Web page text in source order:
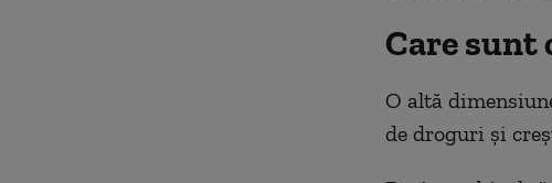
Care sunt
O altă
de droguri şi